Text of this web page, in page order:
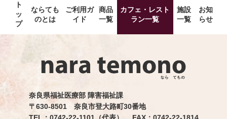
ト
ッ
プ
ならても
のとは
ご利用ガ
イド
商品
一覧
カフェ・レスト
ラン一覧
施設
一覧
お知
らせ
奈良県福祉医療部 障害福祉課
〒630-8501 奈良市登大路町30番地